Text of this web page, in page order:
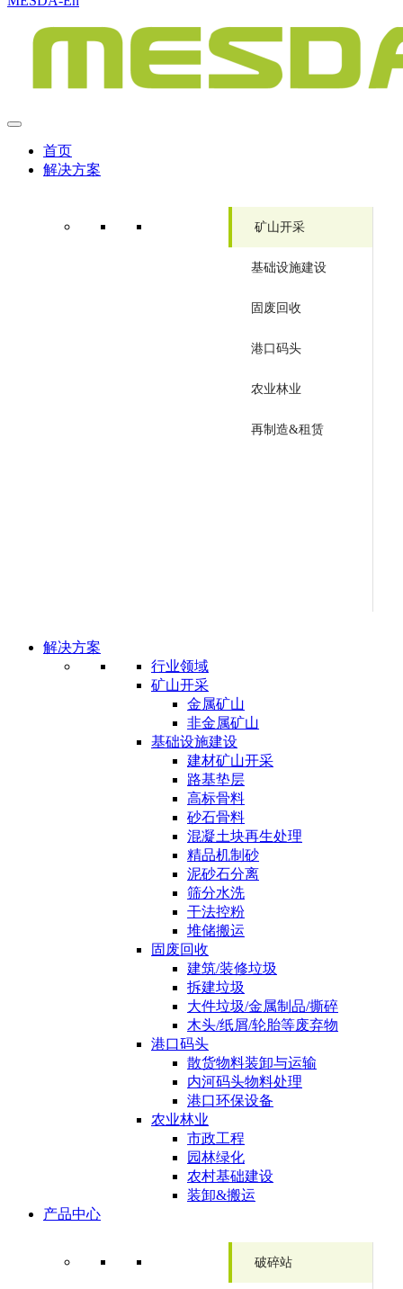
首页
解决方案
矿山开采
基础设施建设
固废回收
港口码头
农业林业
再制造&租赁
解决方案
行业领域
矿山开采
金属矿山
非金属矿山
基础设施建设
建材矿山开采
路基垫层
高标骨料
砂石骨料
混凝土块再生处理
精品机制砂
泥砂石分离
筛分水洗
干法控粉
堆储搬运
固废回收
建筑/装修垃圾
拆建垃圾
大件垃圾/金属制品/撕碎
木头/纸屑/轮胎等废弃物
港口码头
散货物料装卸与运输
内河码头物料处理
港口环保设备
农业林业
市政工程
园林绿化
农村基础建设
装卸&搬运
产品中心
破碎站